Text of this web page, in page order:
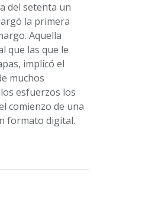
del setenta un
la primera
Aquella
que las que le
implicó el
muchos
esfuerzos los
comienzo de una
formato digital.